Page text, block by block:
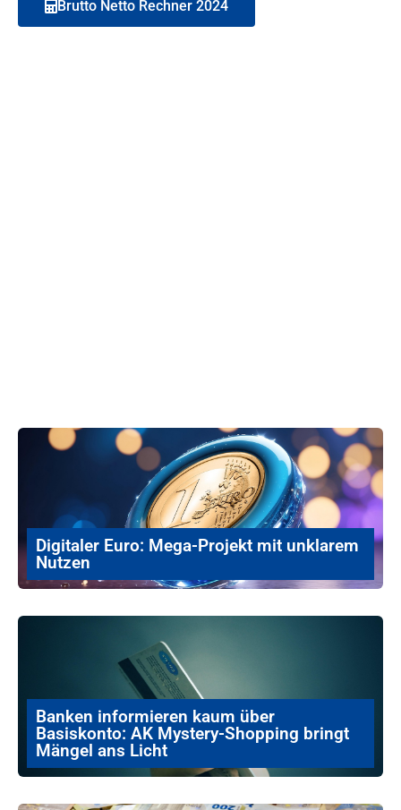
Brutto Netto Rechner 2024
Digitaler Euro: Mega-Projekt mit unklarem
Nutzen
Banken informieren kaum über
Basiskonto: AK Mystery-Shopping bringt
Mängel ans Licht